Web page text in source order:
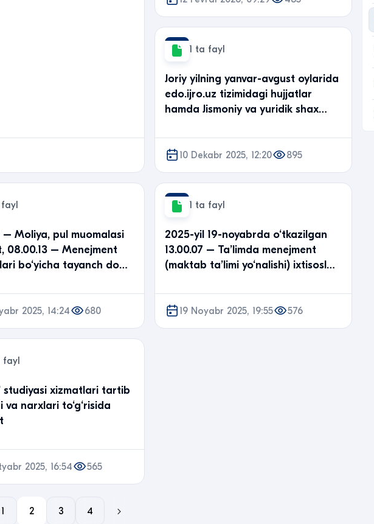
1 ta fayl
Jоriу yilning yanvar-avgust oylarida
edo.ijro.uz tizimidagi hujjatlar
hamda Jismoniy va yuridik shax…
10 Dekabr 2025, 12:20 895
– Moliya, pul muomalasi
08.00.13 – Menejment
bo‘yicha tayanch do…
2025, 14:24 680
1 ta fayl
2025-yil 19-noyabrda o‘tkazilgan
13.00.07 – Ta’limda menejment
(maktab ta’limi yo‘nalishi) ixtisosl…
19 Noyabr 2025, 19:55 576
fayl
studiyasi xizmatlari tartib
narxlari to‘g‘risida
2025, 16:54 565
1 2 3 4